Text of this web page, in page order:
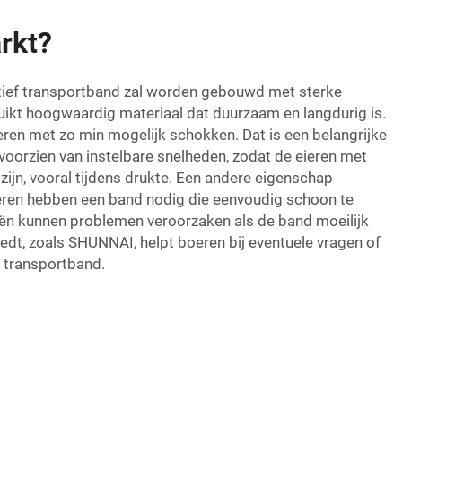
transportband zal worden gebouwd met sterke
hoogwaardig materiaal dat duurzaam en langdurig is.
met zo min mogelijk schokken. Dat is een belangrijke
van instelbare snelheden, zodat de eieren met
vooral tijdens drukte. Een andere eigenschap
hebben een band nodig die eenvoudig schoon te
kunnen problemen veroorzaken als de band moeilijk
zoals SHUNNAI, helpt boeren bij eventuele vragen of
transportband.